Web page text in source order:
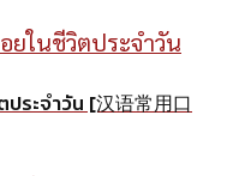
ระจำวัน [汉语常用口